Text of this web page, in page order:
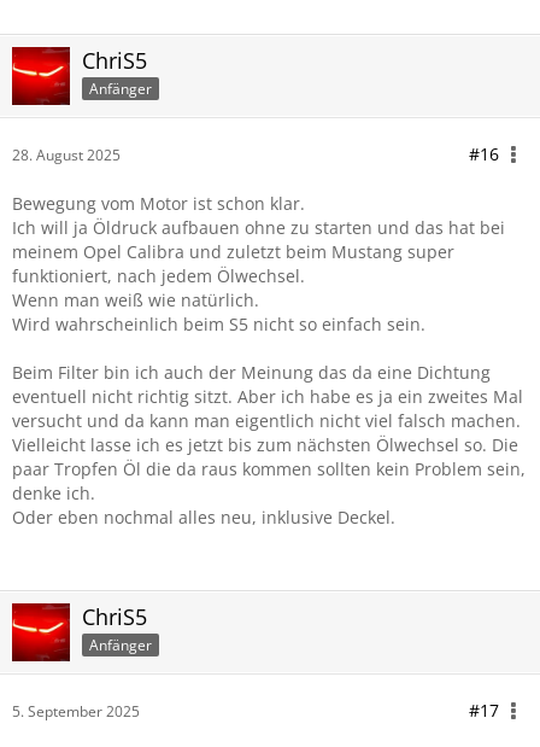
ChriS5
Anfänger
28. August 2025 #16
Bewegung vom Motor ist schon klar.
Ich will ja Öldruck aufbauen ohne zu starten und das hat bei
meinem Opel Calibra und zuletzt beim Mustang super
funktioniert, nach jedem Ölwechsel.
Wenn man weiß wie natürlich.
Wird wahrscheinlich beim S5 nicht so einfach sein.
Beim Filter bin ich auch der Meinung das da eine Dichtung
eventuell nicht richtig sitzt. Aber ich habe es ja ein zweites Mal
versucht und da kann man eigentlich nicht viel falsch machen.
Vielleicht lasse ich es jetzt bis zum nächsten Ölwechsel so. Die
paar Tropfen Öl die da raus kommen sollten kein Problem sein,
denke ich.
Oder eben nochmal alles neu, inklusive Deckel.
ChriS5
Anfänger
5. September 2025 #17